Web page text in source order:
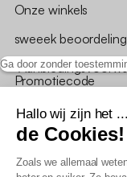
Ga door zonder
Hallo wij zijn het ...
de Cookies!
Zoals we allemaal
Onze winkels
sweeek
Promotiecode